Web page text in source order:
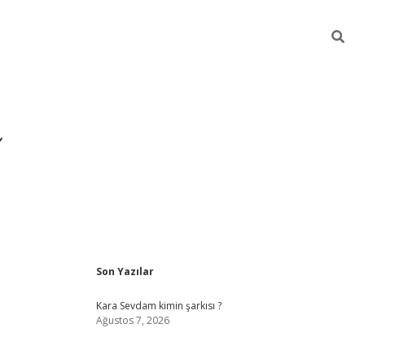
Sidebar
Son Yazılar
Kara Sevdam kimin şarkısı ?
Ağustos 7, 2026